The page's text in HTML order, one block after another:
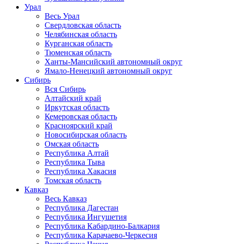
Урал
Весь Урал
Свердловская область
Челябинская область
Курганская область
Тюменская область
Ханты-Мансийский автономный округ
Ямало-Ненецкий автономный округ
Сибирь
Вся Сибирь
Алтайский край
Иркутская область
Кемеровская область
Красноярский край
Новосибирская область
Омская область
Республика Алтай
Республика Тыва
Республика Хакасия
Томская область
Кавказ
Весь Кавказ
Республика Дагестан
Республика Ингушетия
Республика Кабардино-Балкария
Республика Карачаево-Черкесия